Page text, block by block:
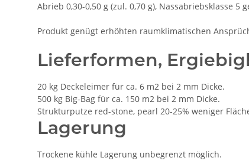
Abrieb 0,30-0,50 g (zul. 0,70 g), Nassabriebsklasse 5
Produkt genügt erhöhten raumklimatischen
Lieferformen,
20 kg Deckeleimer für ca. 6 m2 bei 2 mm Dicke.
500 kg Big-Bag für ca. 150 m2 bei 2 mm Dicke.
Strukturputze red-stone, pearl 20-25% weniger
Lagerung
Trockene kühle Lagerung unbegrenzt möglich.